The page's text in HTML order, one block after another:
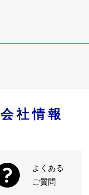
会社情報
よくある
ご質問